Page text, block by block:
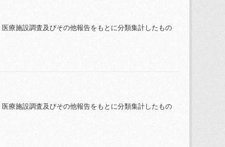
療施設調査及びその他報告をもとに分類集計したもの
療施設調査及びその他報告をもとに分類集計したもの